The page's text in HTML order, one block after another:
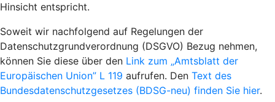
Hinsicht entspricht.
Soweit wir nachfolgend auf Regelungen der
Datenschutzgrundverordnung (DSGVO) Bezug nehmen,
können Sie diese über den Link zum „Amtsblatt der
Europäischen Union” L 119 aufrufen. Den Text des
Bundesdatenschutzgesetzes (BDSG-neu) finden Sie hier.